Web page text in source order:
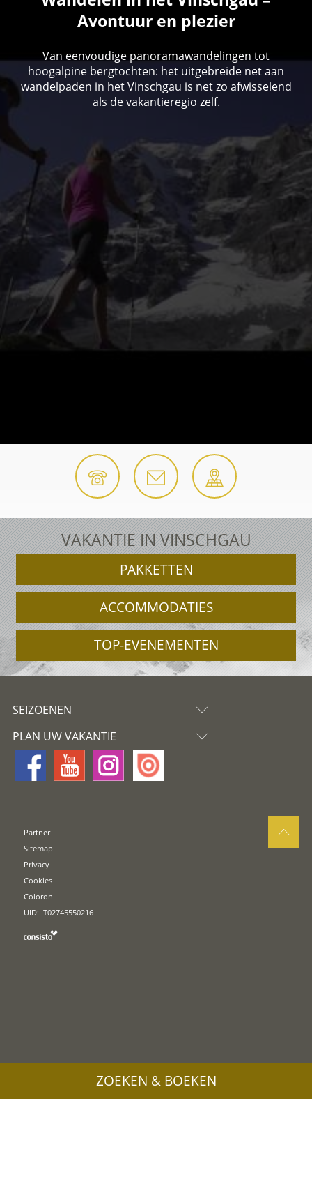
Avontuur en plezier
Van eenvoudige panoramawandelingen tot
hoogalpine bergtochten: het uitgebreide net aan
wandelpaden in het Vinschgau is net zo afwisselend
als de vakantieregio zelf.
VAKANTIE IN VINSCHGAU
PAKKETTEN
ACCOMMODATIES
TOP-EVENEMENTEN
SEIZOENEN
PLAN UW VAKANTIE
Partner
Sitemap
Privacy
Cookies
Coloron
UID: IT02745550216
ZOEKEN & BOEKEN